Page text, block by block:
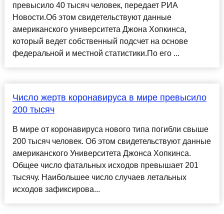
превысило 40 тысяч человек, передает РИА
Новости.Об этом свидетельствуют данные
американского университета Джона Хопкинса,
который ведет собственный подсчет на основе
федеральной и местной статистики.По его ...
Число жертв коронавируса в мире превысило
200 тысяч
В мире от коронавируса нового типа погибли свыше
200 тысяч человек. Об этом свидетельствуют данные
американского Университета Джонса Хопкинса.
Общее число фатальных исходов превышает 201
тысячу. Наибольшее число случаев летальных
исходов зафиксирова...